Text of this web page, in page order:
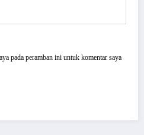
pada peramban ini untuk komentar saya